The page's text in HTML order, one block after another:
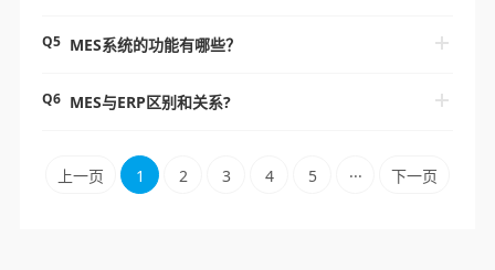
Q5 MES系统的功能有哪些？
Q6 MES与ERP区别和关系?
上一页 1 2 3 4 5 ··· 下一页